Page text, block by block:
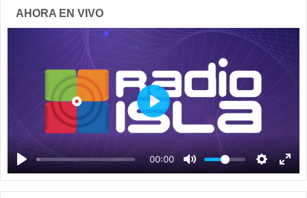
AHORA EN VIVO
00:00
P
y